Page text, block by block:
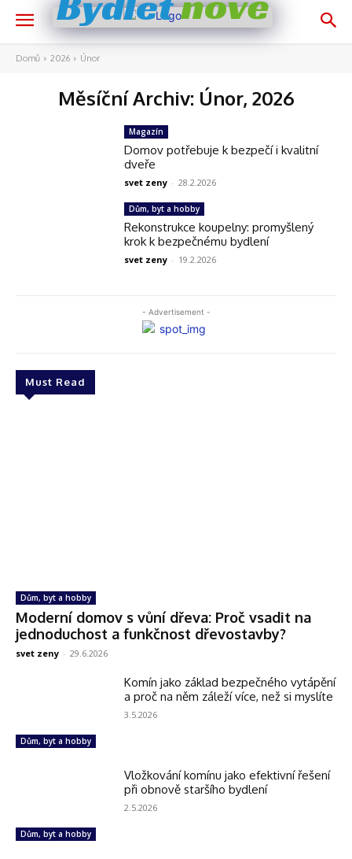
Domů 2026 Únor
Měsíční Archiv: Únor, 2026
- Advertisement -
Must Read
Dům, byt a hobby
Moderní domov s vůní dřeva: Proč vsadit na
jednoduchost a funkčnost dřevostavby?
svet zeny - 29.6.2026
Dům, byt a hobby
Komín jako základ bezpečného vytápění
a proč na něm záleží více, než si myslíte
3.5.2026
Dům, byt a hobby
Vložkování komínu jako efektivní řešení
při obnově staršího bydlení
2.5.2026
Magazín
Domov potřebuje k bezpečí i kvalitní
dveře
svet zeny - 28.2.2026
Dům, byt a hobby
Rekonstrukce koupelny: promyšlený
krok k bezpečnému bydlení
svet zeny - 19.2.2026